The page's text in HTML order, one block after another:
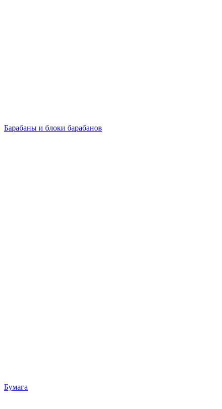
Барабаны и блоки барабанов
Бумага